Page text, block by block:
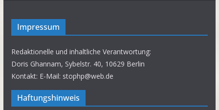
Impressum
Redaktionelle und inhaltliche Verantwortung:
Doris Ghannam, Sybelstr. 40, 10629 Berlin
Kontakt: E-Mail: stophp@web.de
Haftungshinweis